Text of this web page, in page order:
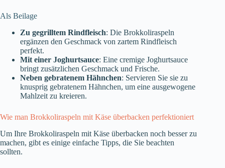
Als Beilage
Zu gegrilltem Rindfleisch: Die Brokkoliraspeln
ergänzen den Geschmack von zartem Rindfleisch
perfekt.
Mit einer Joghurtsauce: Eine cremige Joghurtsauce
bringt zusätzlichen Geschmack und Frische.
Neben gebratenem Hähnchen: Servieren Sie sie zu
knusprig gebratenem Hähnchen, um eine ausgewogene
Mahlzeit zu kreieren.
Wie man Brokkoliraspeln mit Käse überbacken perfektioniert
Um Ihre Brokkoliraspeln mit Käse überbacken noch besser zu
machen, gibt es einige einfache Tipps, die Sie beachten
sollten.